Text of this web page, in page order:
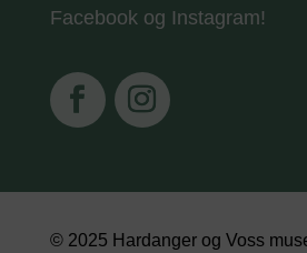
Facebook og Instagram!
© 2025 Hardanger og Voss